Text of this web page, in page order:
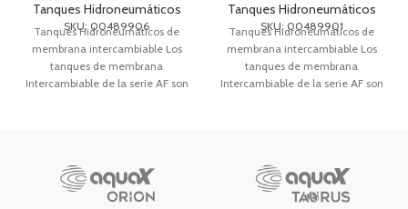
Tanques Hidroneumáticos
SKU: 00489906
Tanques Hidroneumáticos de
membrana intercambiable Los
tanques de membrana
Intercambiable de la serie AF son
Tanques Hidroneumáticos
SKU: 00489901
Tanques Hidroneumáticos de
membrana intercambiable Los
tanques de membrana
Intercambiable de la serie AF son